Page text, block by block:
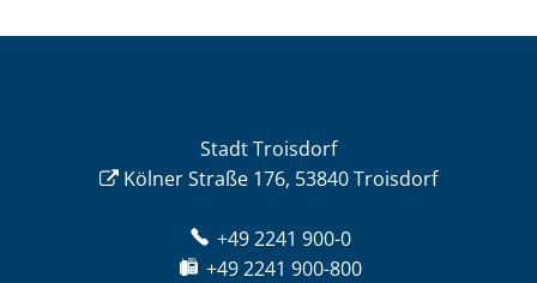
Stadt Troisdorf
Kölner Straße 176, 53840 Troisdorf
+49 2241 900-0
+49 2241 900-800